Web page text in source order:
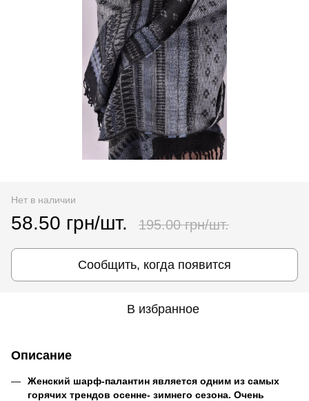
Нет в наличии
58.50 грн/шт. 195.00 грн/шт.
Сообщить, когда появится
В избранное
Описание
Женский шарф-палантин является одним из самых
горячих трендов осенне- зимнего сезона. Очень